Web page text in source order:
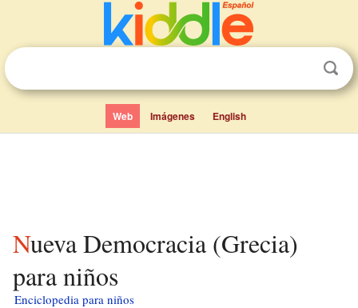
Web Imágenes English
Nueva Democracia (Grecia)
para niños
Enciclopedia para niños